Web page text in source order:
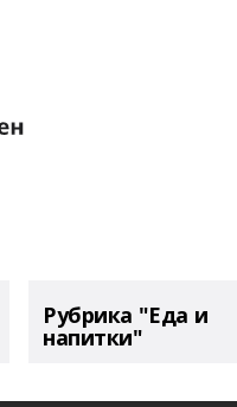
Рубрика "Еда и
напитки"